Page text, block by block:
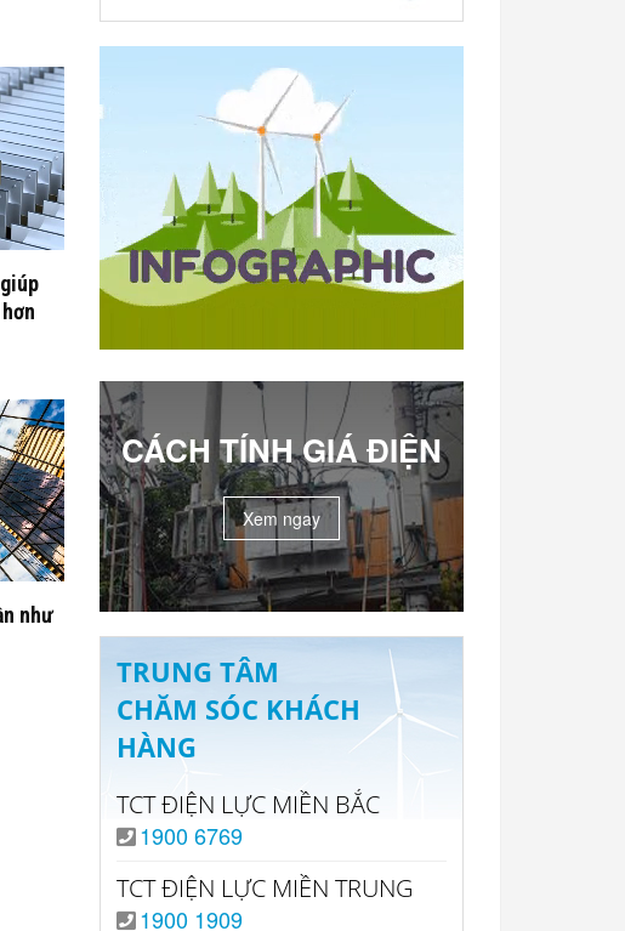
như
CÁCH TÍNH GIÁ ĐIỆN
Xem ngay
TRUNG TÂM
CHĂM SÓC KHÁCH
HÀNG
TCT ĐIỆN LỰC MIỀN BẮC
1900 6769
TCT ĐIỆN LỰC MIỀN TRUNG
1900 1909